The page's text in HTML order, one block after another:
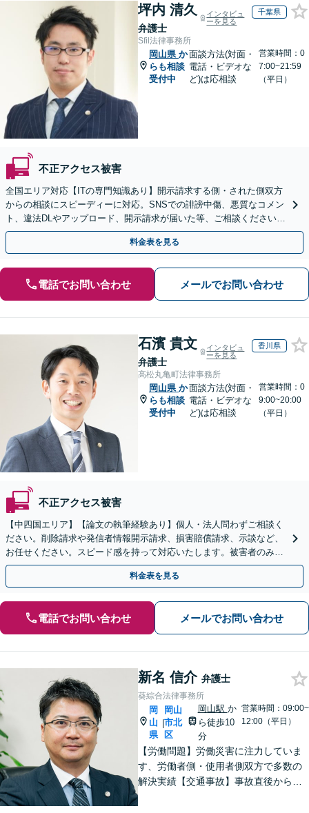
坪内 清久
弁護士
インタビュ
ーを見る
千葉県
Sfil法律事務所
岡山県 か
らも相談
受付中
面談方法(対面・
電話・ビデオな
ど)は応相談
営業時間：0
7:00~21:59
（平日）
不正アクセス被害
全国エリア対応【ITの専門知識あり】開示請求する側・された側双方
からの相談にスピーディーに対応。SNSでの誹謗中傷、悪質なコメン
ト、違法DLやアップロード、開示請求が届いた等、ご相談ください
【WEB面談OK&解決実績豊富】【千葉中央駅4分】
料金表を見る
電話でお問い合わせ メールでお問い合わせ
石濱 貴文
弁護士
インタビュ
ーを見る
香川県
高松丸亀町法律事務所
岡山県 か
らも相談
受付中
面談方法(対面・
電話・ビデオな
ど)は応相談
営業時間：0
9:00~20:00
（平日）
不正アクセス被害
【中四国エリア】【論文の執筆経験あり】個人・法人問わずご相談く
ださい。削除請求や発信者情報開示請求、損害賠償請求、示談など、
お任せください。スピード感を持って対応いたします。被害者のみな
らず加害者のご相談も可能です【夜間・休日面談可】
料金表を見る
電話でお問い合わせ メールでお問い合わせ
新名 信介 弁護士
葵綜合法律事務所
岡
山
県
|
岡山
市北
区
岡山駅 か
ら徒歩10
分
営業時間：09:00~
12:00（平日）
【労働問題】労働災害に注力していま
す、労働者側・使用者側双方で多数の
解決実績【交通事故】事故直後から等